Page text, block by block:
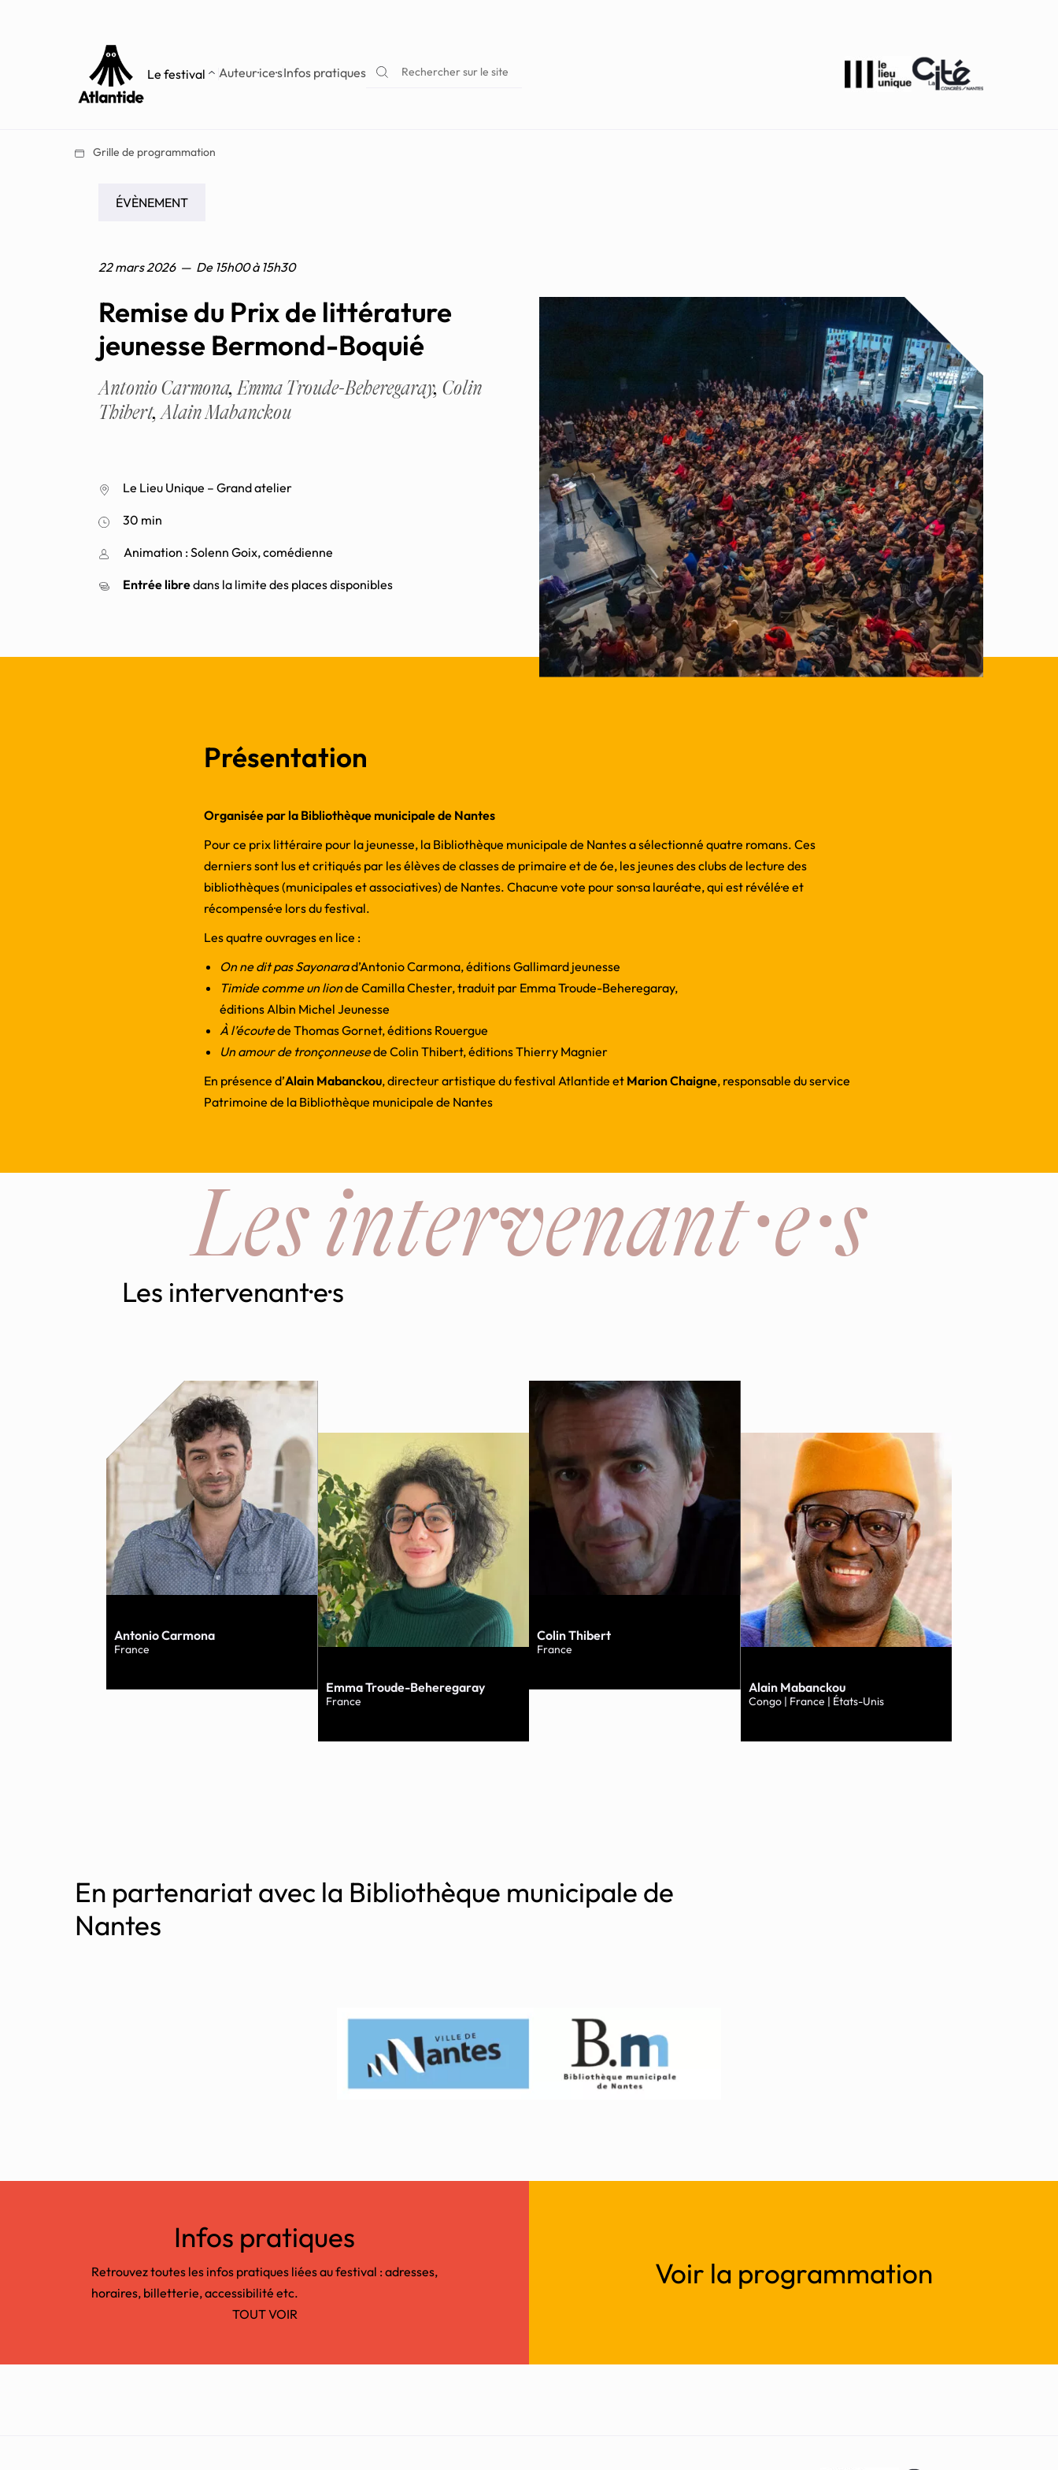
Le festival Auteur·ice·sInfos pratiques Rechercher sur le site
Grille de programmation
ÉVÈNEMENT
22 mars 2026 — De 15h00 à 15h30
Remise du Prix de littérature
jeunesse Bermond-Boquié
Antonio Carmona
,Emma Troude-Beheregaray
, Colin
Thibert
,Alain Mabanckou
Le Lieu Unique – Grand atelier
30 min
Animation : Solenn Goix, comédienne
Entrée libredans la limite des places disponibles
Présentation
Organisée par la Bibliothèque municipale de Nantes
Pour ce prix littéraire pour la jeunesse, la Bibliothèque municipale de Nantes a sélectionné quatre romans. Ces
derniers sont lus et critiqués par les élèves de classes de primaire et de 6e, les jeunes des clubs de lecture des
bibliothèques (municipales et associatives) de Nantes. Chacun·e vote pour son·sa lauréat·e, qui est révélé·e et
récompensé·e lors du festival.
Les quatre ouvrages en lice :
On ne dit pas Sayonarad’Antonio Carmona, éditions Gallimard jeunesse
Timide comme un lionde Camilla Chester, traduit par Emma Troude-Beheregaray,
éditions Albin Michel Jeunesse
À l’écoutede Thomas Gornet, éditions Rouergue
Un amour de tronçonneusede Colin Thibert, éditions Thierry Magnier
En présence d’Alain Mabanckou, directeur artistique du festival Atlantide et Marion Chaigne, responsable du service
Patrimoine de la Bibliothèque municipale de Nantes
Les intervenant·e·s
Antonio Carmona
France
Emma Troude-Beheregaray
France
Colin Thibert
France
Alain Mabanckou
Congo | France | États-Unis
Les intervenant·e·s
En partenariat avec la Bibliothèque municipale de
Nantes
Infos pratiques
Retrouvez toutes les infos pratiques liées au festival : adresses,
horaires, billetterie, accessibilité etc.
TOUT VOIR
Voir la programmation